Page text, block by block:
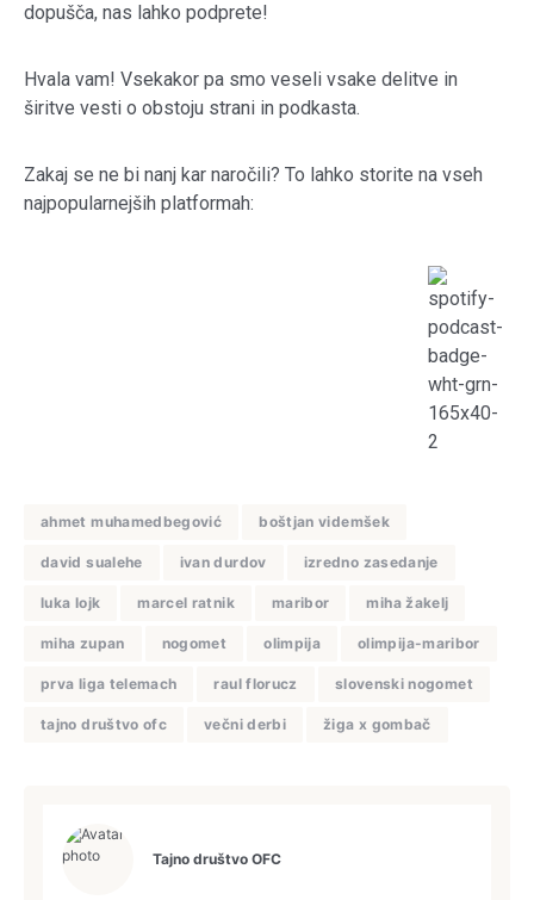
dopušča, nas lahko podprete!
Hvala vam! Vsekakor pa smo veseli vsake delitve in
širitve vesti o obstoju strani in podkasta.
Zakaj se ne bi nanj kar naročili? To lahko storite na vseh
najpopularnejših platformah:
ahmet muhamedbegović boštjan videmšek
david sualehe ivan durdov izredno zasedanje
luka lojk marcel ratnik maribor miha žakelj
miha zupan nogomet olimpija olimpija-maribor
prva liga telemach raul florucz slovenski nogomet
tajno društvo ofc večni derbi žiga x gombač
Tajno društvo OFC